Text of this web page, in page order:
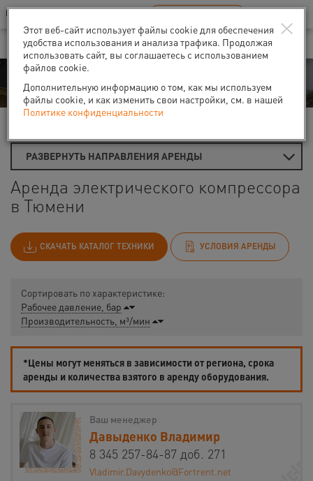
Ваш город:Тюмень
В Вашем регионе нет наших офисов RU EN
Аренда
РАЗВЕРНУТЬ НАПРАВЛЕНИЯ АРЕНДЫ
Аренда электрического компрессора
в Тюмени
СКАЧАТЬ КАТАЛОГ ТЕХНИКИ УСЛОВИЯ АРЕНДЫ
Сортировать по характеристике:
Рабочее давление, бар
Производительность, м³/мин
*Цены могут меняться в зависимости от региона, срока
аренды и количества взятого в аренду оборудования.
Ваш менеджер
Давыденко Владимир
8 345 257-84-87 доб. 271
Vladimir.Davydenko@Fortrent.net
×
Этот веб-сайт использует файлы cookie для обеспечения
удобства использования и анализа трафика. Продолжая
использовать сайт, вы соглашаетесь с использованием
файлов cookie.
Дополнительную информацию о том, как мы используем
файлы cookie, и как изменить свои настройки, см. в нашей
Политике конфиденциальности